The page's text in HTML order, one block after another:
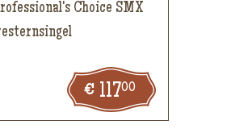
Choice SMX
11700